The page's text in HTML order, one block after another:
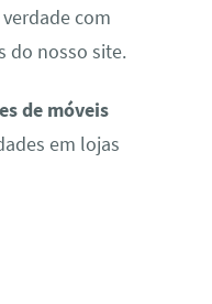
com
do nosso site.
de móveis
em lojas